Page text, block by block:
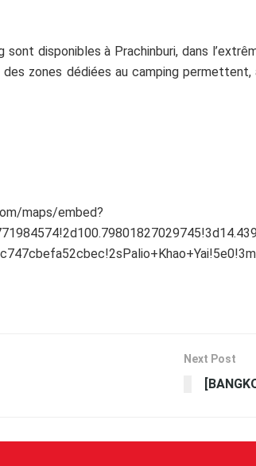
disponibles à Prachinburi, dans
des zones dédiées au camping
maps/embed?
Next Post